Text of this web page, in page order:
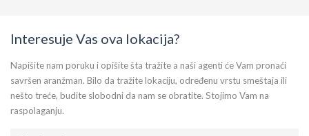
Interesuje Vas ova lokacija?
Napišite nam poruku i opišite šta tražite a naši agenti će Vam pronaći
savršen aranžman. Bilo da tražite lokaciju, određenu vrstu smeštaja ili
nešto treće, budite slobodni da nam se obratite. Stojimo Vam na
raspolaganju.